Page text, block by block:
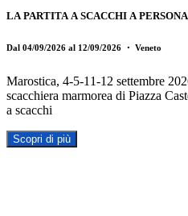
LA PARTITA A SCACCHI A
Dal 04/09/2026 al 12/09/2026 ・ Veneto
Marostica, 4-5-11-12 settembre
scacchiera marmorea di Piazza
a scacchi
Scopri di più